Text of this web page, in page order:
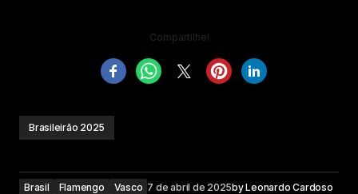
Compartilhe!
Brasileirão 2025
Brasil Flamengo Vasco 7 de abril de 2025byLeonardo Cardoso